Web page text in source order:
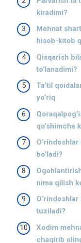
kiradimi?
Mehnat
hisob-kitob
Qisqarish
to‘lanadimi?
Ta’til
yo‘riq
qo‘shimcha
bo‘ladi?
nima qilish
tuziladi?
Xodim
chaqirib